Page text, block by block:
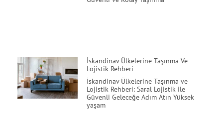
İskandinav Ülkelerine Taşınma Ve
Lojistik Rehberi
İskandinav Ülkelerine Taşınma ve
Lojistik Rehberi: Saral Lojistik ile
Güvenli Geleceğe Adım Atın Yüksek
yaşam